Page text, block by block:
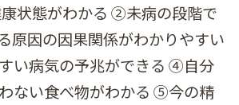
状態がわかる ②未病の段階で
原因の因果関係がわかりやすい
い病気の予兆ができる ④自分
ない食べ物がわかる ⑤今の精